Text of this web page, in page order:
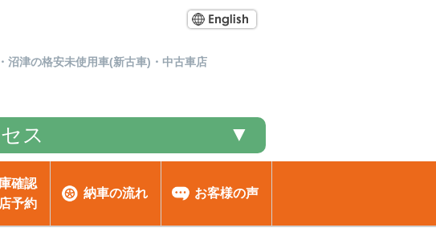
沼津の格安未使用車(新古車)・中古車店
ス ▼
確認
予約
納車の流れ お客様の声